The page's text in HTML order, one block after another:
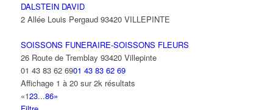
DALSTEIN DAVID
2 Allée Louis Pergaud 93420 VILLEPINTE
SOISSONS FUNERAIRE-SOISSONS FLEURS
26 Route de Tremblay 93420 Villepinte
01 43 83 62 6901 43 83 62 69
Affichage 1 à 20 sur 2k résultats
«123...86»